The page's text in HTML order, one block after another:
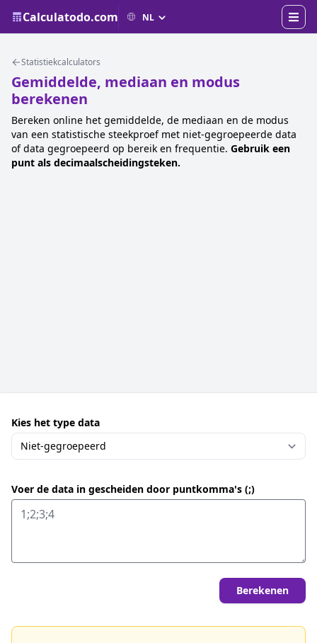
Calculatodo.com
Statistiekcalculators
Gemiddelde, mediaan en modus
berekenen
Bereken online het gemiddelde, de mediaan en de modus
van een statistische steekproef met niet-gegroepeerde data
of data gegroepeerd op bereik en frequentie. Gebruik een
punt als decimaalscheidingsteken.
Kies het type data
Voer de data in gescheiden door puntkomma's (;)
Berekenen